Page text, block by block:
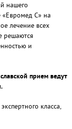
нашего
«Евромед С» на
лечение всех
решаются
и
прием ведут
класса,